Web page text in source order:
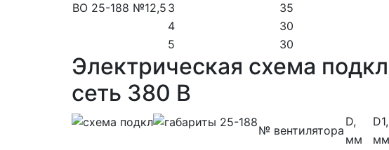
ВО 25-188 №12,5 3
35
4
30
5
30
Электрическая схема
сеть 380 В
№ вентилятора
D, D1,
мм
мм